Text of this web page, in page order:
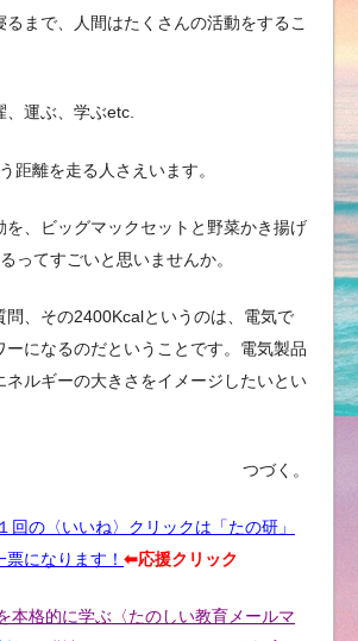
まで、人間はたくさんの活動をするこ
運ぶ、学ぶetc.
距離を走る人さえいます。
、ビッグマックセットと野菜かき揚げ
ってすごいと思いませんか。
、その2400Kcalというのは、電気で
ーになるのだということです。電気製品
ネルギーの大きさをイメージしたいとい
つづく。
の〈いいね〉クリックは「たの研」
になります！ ⬅︎応援クリック
本格的に学ぶ〈たのしい教育メールマ